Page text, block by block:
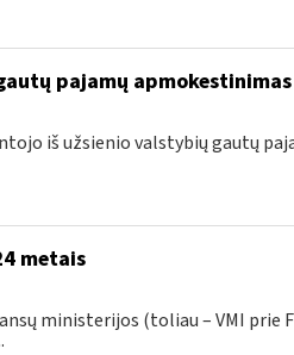
pajamų apmokestinimas
iš užsienio valstybių gautų
metais
ministerijos (toliau – VMI prie